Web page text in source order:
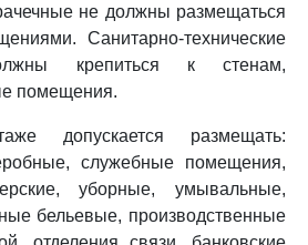
не должны размещаться
Санитарно-технические
крепиться к стенам,
помещения.
допускается размещать:
служебные помещения,
уборные, умывальные,
бельевые, производственные